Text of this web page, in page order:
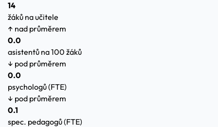
14
žáků na učitele
↑ nad průměrem
0.0
asistentů na 100 žáků
↓ pod průměrem
0.0
psychologů (FTE)
↓ pod průměrem
0.1
spec. pedagogů (FTE)